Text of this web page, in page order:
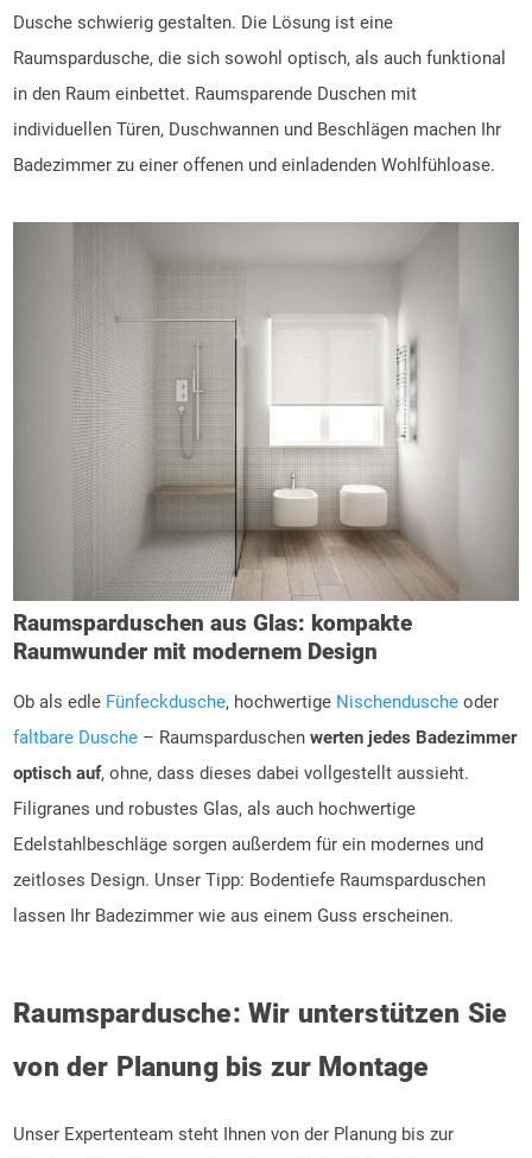
Dusche schwierig gestalten. Die Lösung ist eine
Raumspardusche, die sich sowohl optisch, als auch funktional
in den Raum einbettet. Raumsparende Duschen mit
individuellen Türen, Duschwannen und Beschlägen machen Ihr
Badezimmer zu einer offenen und einladenden Wohlfühloase.
Raumsparduschen aus Glas: kompakte
Raumwunder mit modernem Design
Ob als edle Fünfeckdusche, hochwertige Nischendusche oder
faltbare Dusche – Raumsparduschenwerten jedes Badezimmer
optisch auf, ohne, dass dieses dabei vollgestellt aussieht.
Filigranes und robustes Glas, als auch hochwertige
Edelstahlbeschläge sorgen außerdem für ein modernes und
zeitloses Design. Unser Tipp: Bodentiefe Raumsparduschen
lassen Ihr Badezimmer wie aus einem Guss erscheinen.
Raumspardusche: Wir unterstützen Sie
von der Planung bis zur Montage
Unser Expertenteam steht Ihnen von der Planung bis zur